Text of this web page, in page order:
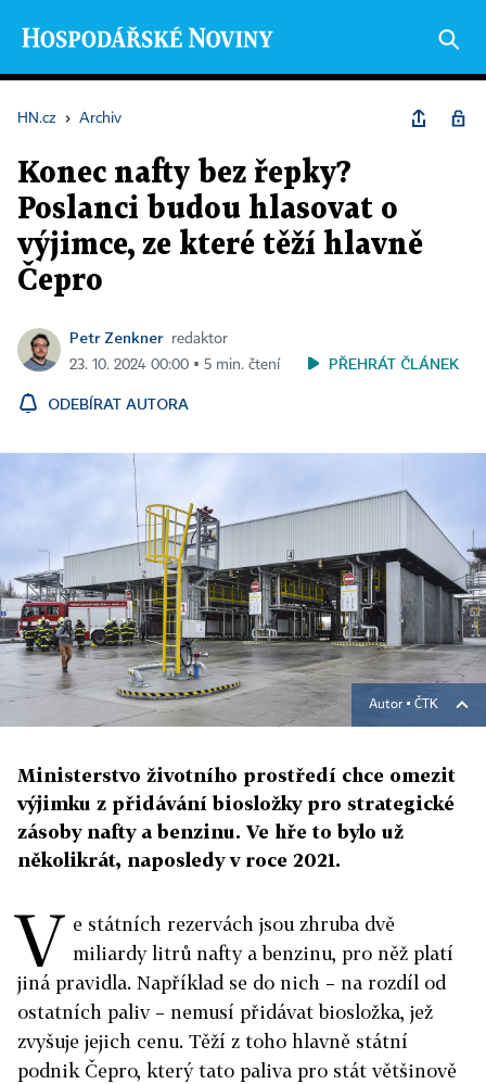
HN.cz › Archiv
Konec nafty bez řepky?
Poslanci budou hlasovat o
výjimce, ze které těží hlavně
Čepro
Petr Zenkner
redaktor
23. 10. 2024 00:00 ▪ 5 min. čtení
PŘEHRÁT ČLÁNEK
ODEBÍRAT AUTORA
Autor ▪ ČTK
Ministerstvo životního prostředí chce omezit
výjimku z přidávání biosložky pro strategické
zásoby nafty a benzinu. Ve hře to bylo už
několikrát, naposledy v roce 2021.
V e státních rezervách jsou zhruba dvě
miliardy litrů nafty a benzinu, pro něž platí
jiná pravidla. Například se do nich – na rozdíl od
ostatních paliv – nemusí přidávat biosložka, jež
zvyšuje jejich cenu. Těží z toho hlavně státní
podnik Čepro, který tato paliva pro stát většinově